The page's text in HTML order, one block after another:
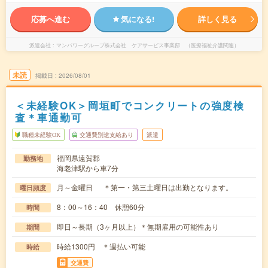
応募へ進む 気になる! 詳しく見る
派遣会社 マンパワーグループ株式会社 ケアサービス事業部 （医療福祉介護関連）
未読 掲載日 2026/08/01
＜未経験OK＞岡垣町でコンクリートの強度検
査＊車通勤可
職種未経験OK 交通費別途支給あり 派遣
勤務地
福岡県遠賀郡
海老津駅から車7分
曜日頻度 月～金曜日 ＊第一・第三土曜日は出勤となります。
時間 8：00～16：40 休憩60分
期間 即日～長期（3ヶ月以上）＊無期雇用の可能性あり
時給 時給1300円 ＊週払い可能
交通費